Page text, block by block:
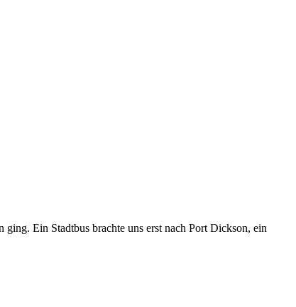
Ein Stadtbus brachte uns erst nach Port Dickson, ein